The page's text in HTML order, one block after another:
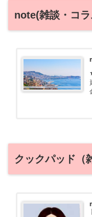
note(雑談・コラ
クックパッド（